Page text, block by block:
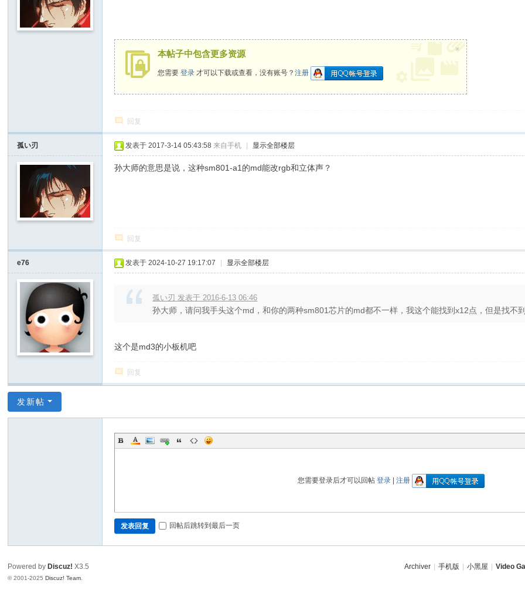
本帖子中包含更多资源
您需要登录 才可以下载或查看，没有账号？注册
×
回复
孤い刃 发表于 2017-3-14 05:43:58 来自手机 显示全部楼层
孙大师的意思是说，这种sm801-a1的md能改rgb和立体声？
回复
e76 发表于 2024-10-27 19:17:07 显示全部楼层
孤い刃 发表于 2016-6-13 06:46
孙大师，请问我手头这个md，和你的两种sm801芯片的md都不一样，我这个能找到x12点，但是找不
这个是md3的小板机吧
回复
发新帖
您需要登录后才可以回帖 登录| 注册
发表回复 回帖后跳转到最后一页
Archiver 手机版 小黑屋 Video
Powered by Discuz! X3.5
© 2001-2025Discuz! Team